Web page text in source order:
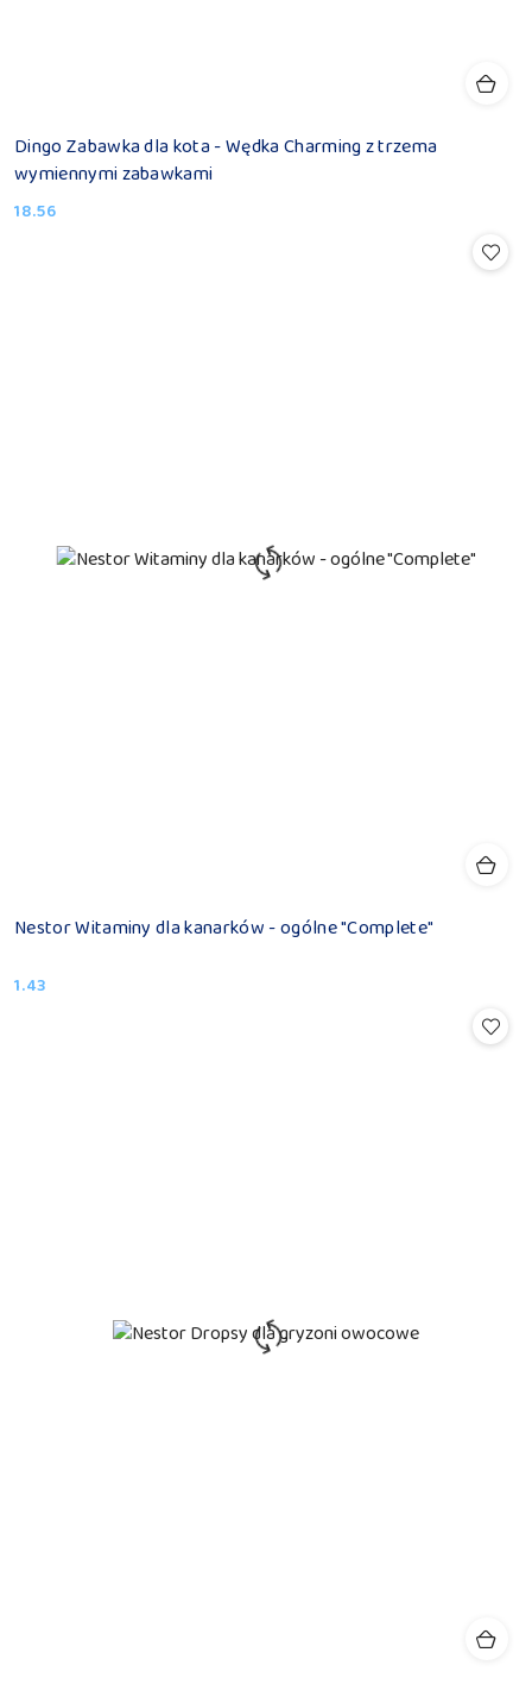
Dingo Zabawka dla kota - Wędka Charming z trzema
wymiennymi zabawkami
Cena:
18.56
Nestor Witaminy dla kanarków - ogólne "Complete"
Cena:
1.43